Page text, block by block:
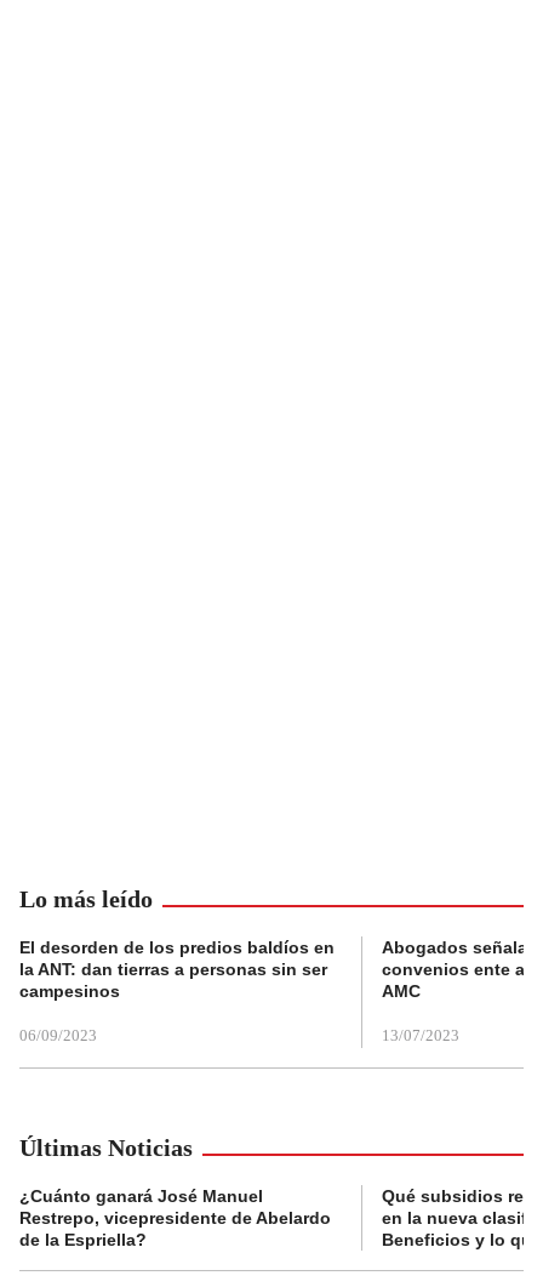
Lo más leído
El desorden de los predios baldíos en
la ANT: dan tierras a personas sin ser
campesinos
06/09/2023
Abogados
convenios ente
AMC
13/07/2023
Últimas Noticias
¿Cuánto ganará José Manuel
Restrepo, vicepresidente de Abelardo
de la Espriella?
Qué subsidios
en la nueva
Beneficios y lo